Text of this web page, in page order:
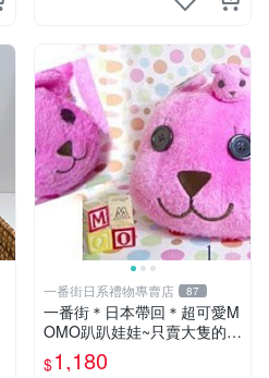
一番街日系禮物專賣店 87
一番街＊日本帶回＊超可愛M
OMO趴趴娃娃~只賣大隻的1
號~單隻價～生日禮物
$1,180